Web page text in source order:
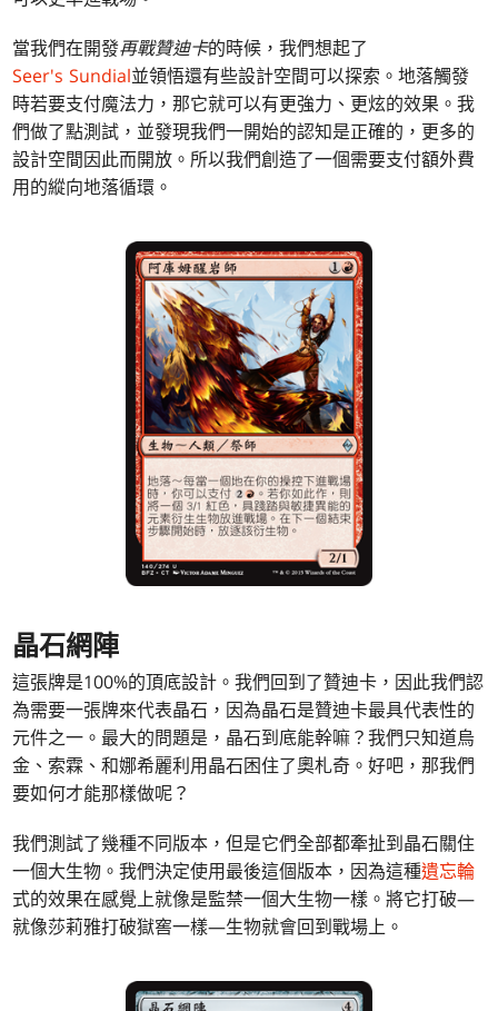
當我們在開發再戰贊迪卡的時候，我們想起了
Seer's Sundial並領悟還有些設計空間可以探索。地落觸發
時若要支付魔法力，那它就可以有更強力、更炫的效果。我
們做了點測試，並發現我們一開始的認知是正確的，更多的
設計空間因此而開放。所以我們創造了一個需要支付額外費
用的縱向地落循環。
晶石網陣
這張牌是100%的頂底設計。我們回到了贊迪卡，因此我們認
為需要一張牌來代表晶石，因為晶石是贊迪卡最具代表性的
元件之一。最大的問題是，晶石到底能幹嘛？我們只知道烏
金、索霖、和娜希麗利用晶石困住了奧札奇。好吧，那我們
要如何才能那樣做呢？
我們測試了幾種不同版本，但是它們全部都牽扯到晶石關住
一個大生物。我們決定使用最後這個版本，因為這種遺忘輪
式的效果在感覺上就像是監禁一個大生物一樣。將它打破—
就像莎莉雅打破獄窖一樣—生物就會回到戰場上。